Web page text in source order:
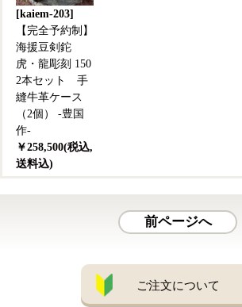
[kaiem-203]
【完全予約制】
海援豆剣鉈
虎・龍彫刻 150
2本セット 手
縫牛革ケース
（2個） -豊国
作-
￥258,500(税込,
送料込)
前ページへ
ご注文について